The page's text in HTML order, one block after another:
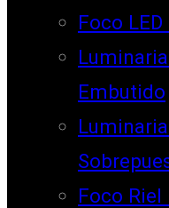
Foco
Embutido
Foco Riel